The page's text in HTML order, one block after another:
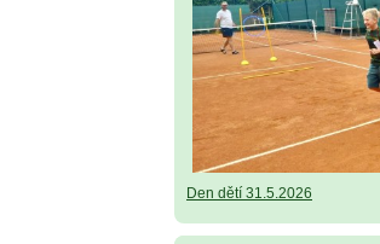
Den dětí 31.5.2026